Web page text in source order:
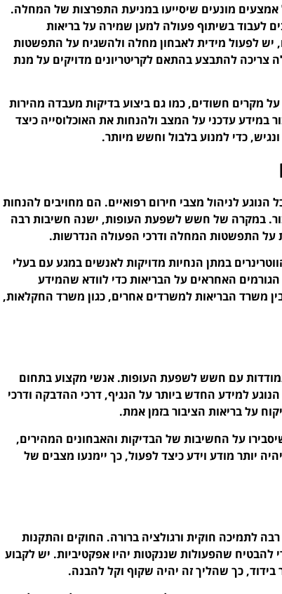
מונעים שיסייעו במניעת התפרצות של המחלה.
לעבוד בשיתוף פעולה למען שמירה על בריאות
יש לפעול מידית לאבחון מחלה ולהשגיח על התפשטות
צריכה להתבצע בהתאם לקריטריונים מדויקים על מנת
מקרים חשודים, כמו גם ביצוע בדיקות מעבדה מהירות
עדכני על המצב ולהנחות את האוכלוסייה כיצד
כדי למנוע בלבול וחשש מיותר.
לניהול מצבי חירום רפואיים. הם מחויבים להנחות
במקרה של חשש לשפעת העופות, ישנה חשיבות רבה
על התפשטות המחלה ודרכי הפעולה הנדרשות.
במתן הנחיות מדויקות לאנשים במגע עם בעלי
האחראים על הבריאות כדי לוודא שהמידע
משרד הבריאות למשרדים אחרים, כגון משרד החקלאות,
עם חשש לשפעת העופות. אנשי מקצוע בתחום
הנוגע למידע החדש ביותר על הנגיף, דרכי ההדבקה ודרכי
על בריאות הציבור בזמן אמת.
על החשיבות של הבדיקות והאבחונים המהירים,
יותר מודע וידע כיצד לפעול, כך יימנעו מצבים של
לתמיכה חוקית ורגולציה ברורה. החוקים והתקנות
להבטיח שהפעולות שננקטות יהיו אפקטיביות. יש לקבוע
בידוד, כך שהליך זה יהיה שקוף וקל להבנה.